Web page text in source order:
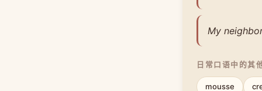
My
日常口语中的其
mousse